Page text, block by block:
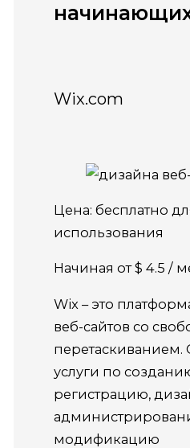
Wix.com
Цена: бесплатно
использования
Начиная от $ 4.5 /
Wix – это
веб-сайтов со
перетаскиванием.
услуги по
регистрацию,
модификацию